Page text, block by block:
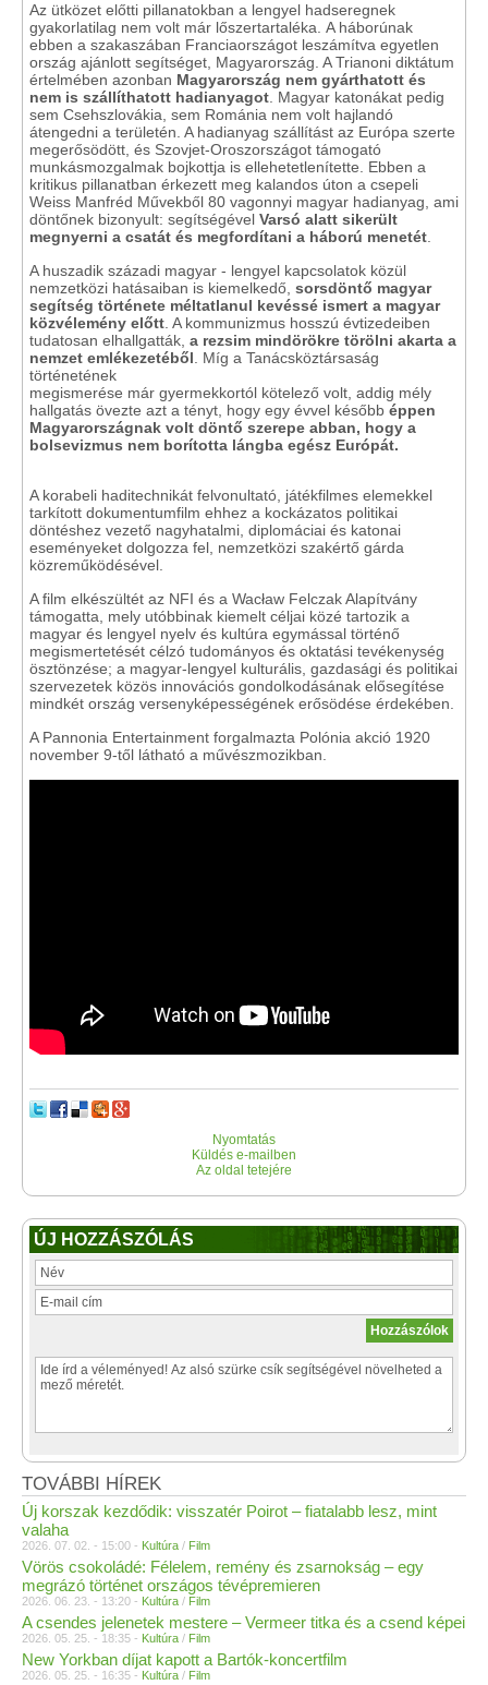
Az ütközet előtti pillanatokban a lengyel hadseregnek
gyakorlatilag nem volt már lőszertartaléka. A háborúnak
ebben a szakaszában Franciaországot leszámítva egyetlen
ország ajánlott segítséget, Magyarország. A Trianoni diktátum
értelmében azonban Magyarország nem gyárthatott és
nem is szállíthatott hadianyagot . Magyar katonákat pedig
sem Csehszlovákia, sem Románia nem volt hajlandó
átengedni a területén. A hadianyag szállítást az Európa szerte
megerősödött, és Szovjet-Oroszországot támogató
munkásmozgalmak bojkottja is ellehetetlenítette. Ebben a
kritikus pillanatban érkezett meg kalandos úton a csepeli
Weiss Manfréd Művekből 80 vagonnyi magyar hadianyag, ami
döntőnek bizonyult: segítségével Varsó alatt sikerült
megnyerni a csatát és megfordítani a háború menetét
A huszadik századi magyar - lengyel kapcsolatok közül
nemzetközi hatásaiban is kiemelkedő, sorsdöntő magyar
segítség története méltatlanul kevéssé ismert a magyar
közvélemény előtt . A kommunizmus hosszú évtizedeiben
tudatosan elhallgatták, a rezsim mindörökre törölni akarta a
nemzet emlékezetéből . Míg a Tanácsköztársaság
történetének
megismerése már gyermekkortól kötelező volt, addig mély
hallgatás övezte azt a tényt, hogy egy évvel később éppen
Magyarországnak volt döntő szerepe abban, hogy a
bolsevizmus nem borította lángba egész Európát.
A korabeli haditechnikát felvonultató, játékfilmes elemekkel
tarkított dokumentumfilm ehhez a kockázatos politikai
döntéshez vezető nagyhatalmi, diplomáciai és katonai
eseményeket dolgozza fel, nemzetközi szakértő gárda
közreműködésével.
A film elkészültét az NFI és a Wacław Felczak Alapítvány
támogatta, mely utóbbinak kiemelt céljai közé tartozik a
magyar és lengyel nyelv és kultúra egymással történő
megismertetését célzó tudományos és oktatási tevékenység
ösztönzése; a magyar-lengyel kulturális, gazdasági és politikai
szervezetek közös innovációs gondolkodásának elősegítése
mindkét ország versenyképességének erősödése érdekében.
A Pannonia Entertainment forgalmazta Polónia akció 1920
november 9-től látható a művészmozikban.
Nyomtatás
Küldés e-mailben
Az oldal tetejére
ÚJ HOZZÁSZÓLÁS
TOVÁBBI HÍREK
Új korszak kezdődik: visszatér Poirot – fiatalabb lesz, mint
valaha
2026. 07. 02. - 15:00 - Kultúra / Film
Vörös csokoládé: Félelem, remény és zsarnokság – egy
megrázó történet országos tévépremieren
2026. 06. 23. - 13:20 - Kultúra / Film
A csendes jelenetek mestere – Vermeer titka és a csend képei
2026. 05. 25. - 18:35 - Kultúra / Film
New Yorkban díjat kapott a Bartók-koncertfilm
2026. 05. 25. - 16:35 - Kultúra / Film